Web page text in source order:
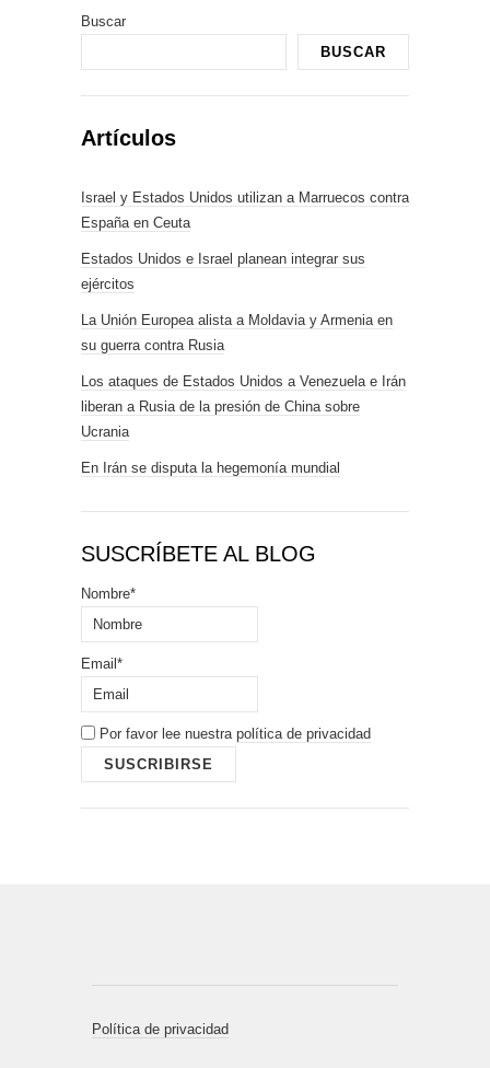
Buscar
BUSCAR
Artículos
Israel y Estados Unidos utilizan a Marruecos contra
España en Ceuta
Estados Unidos e Israel planean integrar sus
ejércitos
La Unión Europea alista a Moldavia y Armenia en
su guerra contra Rusia
Los ataques de Estados Unidos a Venezuela e Irán
liberan a Rusia de la presión de China sobre
Ucrania
En Irán se disputa la hegemonía mundial
SUSCRÍBETE AL BLOG
Nombre*
Email*
Por favor lee nuestra política de privacidad
Política de privacidad